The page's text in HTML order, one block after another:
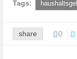
Tags:
share 0